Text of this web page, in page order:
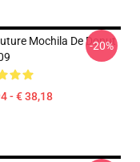
Mochila De Donut
- € 38,18
-20%